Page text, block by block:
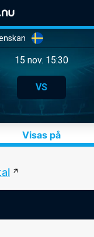
15 nov. 15:30
VS
Visas på